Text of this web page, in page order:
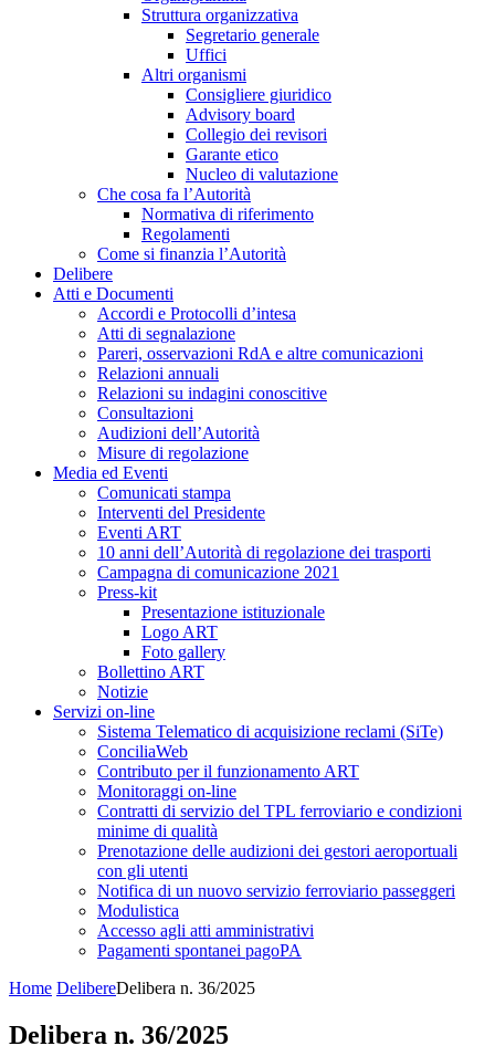
Struttura organizzativa
Segretario generale
Uffici
Altri organismi
Consigliere giuridico
Advisory board
Collegio dei revisori
Garante etico
Nucleo di valutazione
Che cosa fa l’Autorità
Normativa di riferimento
Regolamenti
Come si finanzia l’Autorità
Delibere
Atti e Documenti
Accordi e Protocolli d’intesa
Atti di segnalazione
Pareri, osservazioni RdA e altre comunicazioni
Relazioni annuali
Relazioni su indagini conoscitive
Consultazioni
Audizioni dell’Autorità
Misure di regolazione
Media ed Eventi
Comunicati stampa
Interventi del Presidente
Eventi ART
10 anni dell’Autorità di regolazione dei trasporti
Campagna di comunicazione 2021
Press-kit
Presentazione istituzionale
Logo ART
Foto gallery
Bollettino ART
Notizie
Servizi on-line
Sistema Telematico di acquisizione reclami (SiTe)
ConciliaWeb
Contributo per il funzionamento ART
Monitoraggi on-line
Contratti di servizio del TPL ferroviario e condizioni
minime di qualità
Prenotazione delle audizioni dei gestori aeroportuali
con gli utenti
Notifica di un nuovo servizio ferroviario passeggeri
Modulistica
Accesso agli atti amministrativi
Pagamenti spontanei pagoPA
Home DelibereDelibera n. 36/2025
Delibera n. 36/2025